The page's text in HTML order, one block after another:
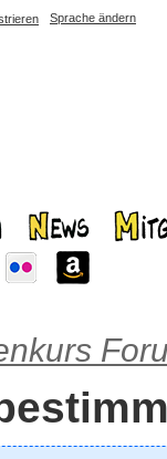
Sprache ändern